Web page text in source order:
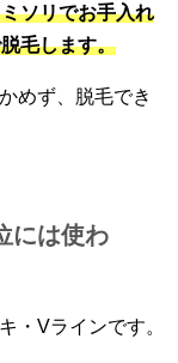
ソリでお手入れ
毛します。
めず、脱毛でき
には使わ
・Vラインです。